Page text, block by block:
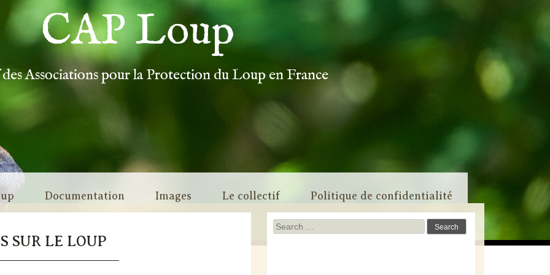
CAP Loup
Associations pour la Protection du Loup en France
Documentation Images Le collectif Politique de confidentialité
SUR LE LOUP
Search
for: